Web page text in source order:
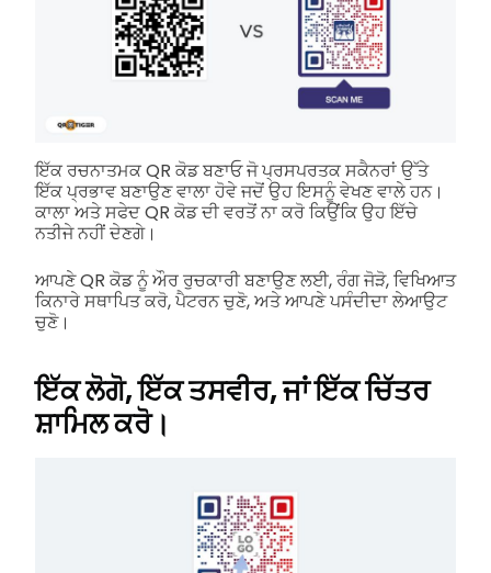
ਇੱਕ ਰਚਨਾਤਮਕ QR ਕੋਡ ਬਣਾਓ ਜੋ ਪ੍ਰਸਪਰਤਕ ਸਕੈਨਰਾਂ ਉੱਤੇ
ਇੱਕ ਪ੍ਰਭਾਵ ਬਣਾਉਣ ਵਾਲਾ ਹੋਵੇ ਜਦੋਂ ਉਹ ਇਸਨੂੰ ਵੇਖਣ ਵਾਲੇ ਹਨ।
ਕਾਲਾ ਅਤੇ ਸਫੇਦ QR ਕੋਡ ਦੀ ਵਰਤੋਂ ਨਾ ਕਰੋ ਕਿਉਂਕਿ ਉਹ ਇੱਚੇ
ਨਤੀਜੇ ਨਹੀਂ ਦੇਣਗੇ।
ਆਪਣੇ QR ਕੋਡ ਨੂੰ ਔਰ ਰੁਚਕਾਰੀ ਬਣਾਉਣ ਲਈ, ਰੰਗ ਜੋੜੋ, ਵਿਖਿਆਤ
ਕਿਨਾਰੇ ਸਥਾਪਿਤ ਕਰੋ, ਪੈਟਰਨ ਚੁਣੋ, ਅਤੇ ਆਪਣੇ ਪਸੰਦੀਦਾ ਲੇਆਉਟ
ਚੁਣੋ।
ਇੱਕ ਲੋਗੋ, ਇੱਕ ਤਸਵੀਰ, ਜਾਂ ਇੱਕ ਚਿੱਤਰ
ਸ਼ਾਮਿਲ ਕਰੋ।